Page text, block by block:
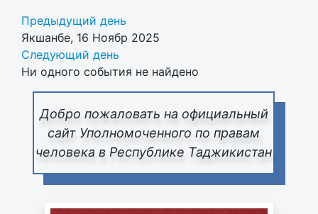
Добро пожаловать на официальный
сайт Уполномоченного по правам
человека в Республике Таджикистан
Предыдущий день
Якшанбе, 16 Ноябр 2025
Следующий день
Ни одного события не найдено